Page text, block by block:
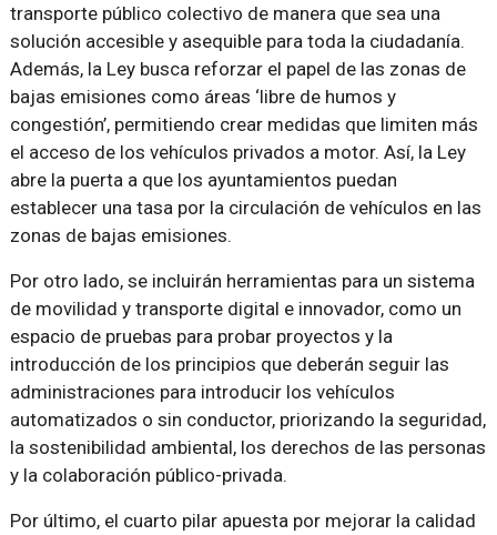
transporte público colectivo de manera que sea una
solución accesible y asequible para toda la ciudadanía.
Además, la Ley busca reforzar el papel de las zonas de
bajas emisiones como áreas ‘libre de humos y
congestión’, permitiendo crear medidas que limiten más
el acceso de los vehículos privados a motor. Así, la Ley
abre la puerta a que los ayuntamientos puedan
establecer una tasa por la circulación de vehículos en las
zonas de bajas emisiones.
Por otro lado, se incluirán herramientas para un sistema
de movilidad y transporte digital e innovador, como un
espacio de pruebas para probar proyectos y la
introducción de los principios que deberán seguir las
administraciones para introducir los vehículos
automatizados o sin conductor, priorizando la seguridad,
la sostenibilidad ambiental, los derechos de las personas
y la colaboración público-privada.
Por último, el cuarto pilar apuesta por mejorar la calidad